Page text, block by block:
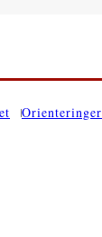
Orienteringer